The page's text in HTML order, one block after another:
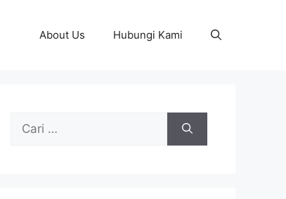
About Us Hubungi Kami
Cari